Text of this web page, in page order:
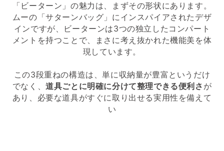
「ビーターン」の魅力は、まずその形状にあります。
ムーの「サターンバッグ」にインスパイアされたデザ
インですが、ビーターンは3つの独立したコンパート
メントを持つことで、まさに考え抜かれた機能美を体
現しています。
この3段重ねの構造は、単に収納量が豊富というだけ
でなく、道具ごとに明確に分けて整理できる便利さ が
あり、必要な道具がすぐに取り出せる実用性を備えて
い